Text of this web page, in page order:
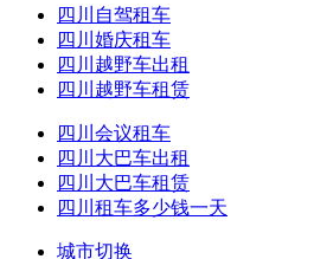
四川自驾租车
四川婚庆租车
四川越野车出租
四川越野车租赁
四川会议租车
四川大巴车出租
四川大巴车租赁
四川租车多少钱一天
城市切换